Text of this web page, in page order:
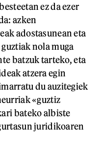
ez da ezer
azken
adostasunean eta
nola muga
batzuk tarteko, eta
atzera egin
du auzitegiek
«guztiz
bateko albiste
juridikoaren